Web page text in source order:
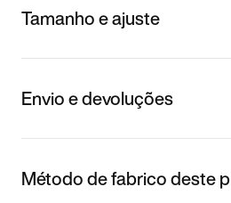
Tamanho e ajuste
Envio e devoluções
Método de fabrico deste